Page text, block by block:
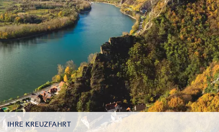
IHRE KREUZFAHRT